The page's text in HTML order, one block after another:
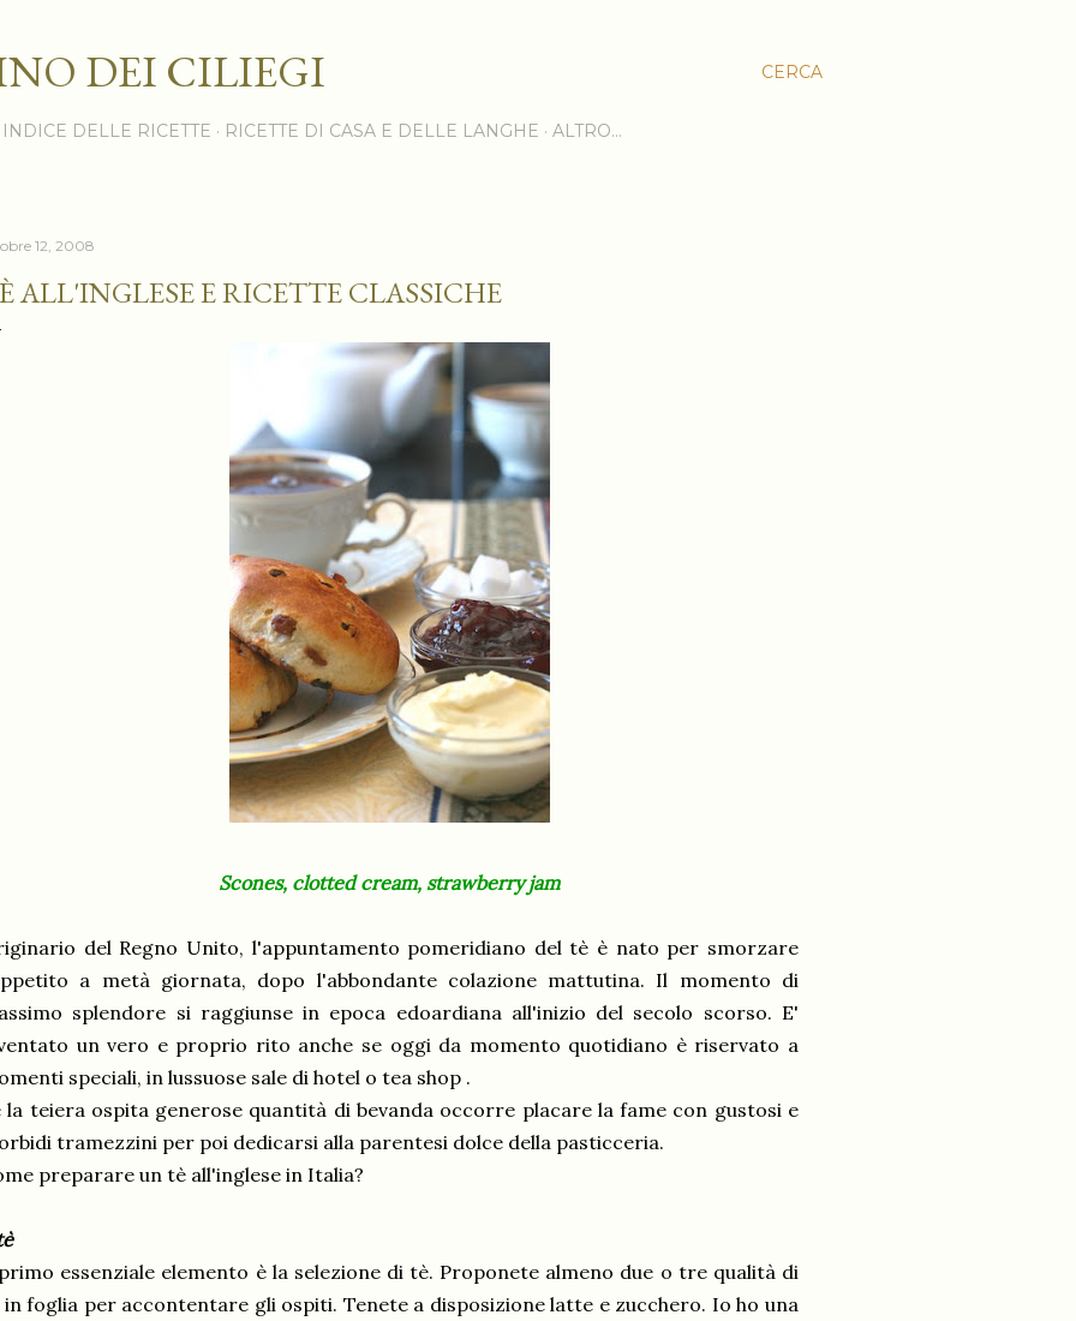
CERCA
DEI CILIEGI
INDICE DELLE RICETTE RICETTE DI CASA E DELLE LANGHE ALTRO…
12, 2008
ALL'INGLESE E RICETTE CLASSICHE
Scones, clotted cream, strawberry jam
del Regno Unito, l'appuntamento pomeridiano del tè è nato per smorzare
a metà giornata, dopo l'abbondante colazione mattutina. Il momento di
splendore si raggiunse in epoca edoardiana all'inizio del secolo scorso. E'
un vero e proprio rito anche se oggi da momento quotidiano è riservato a
speciali, in lussuose sale di hotel o tea shop .
la teiera ospita generose quantità di bevanda occorre placare la fame con gustosi e
tramezzini per poi dedicarsi alla parentesi dolce della pasticceria.
preparare un tè all'inglese in Italia?
essenziale elemento è la selezione di tè. Proponete almeno due o tre qualità di
foglia per accontentare gli ospiti. Tenete a disposizione latte e zucchero. Io ho una